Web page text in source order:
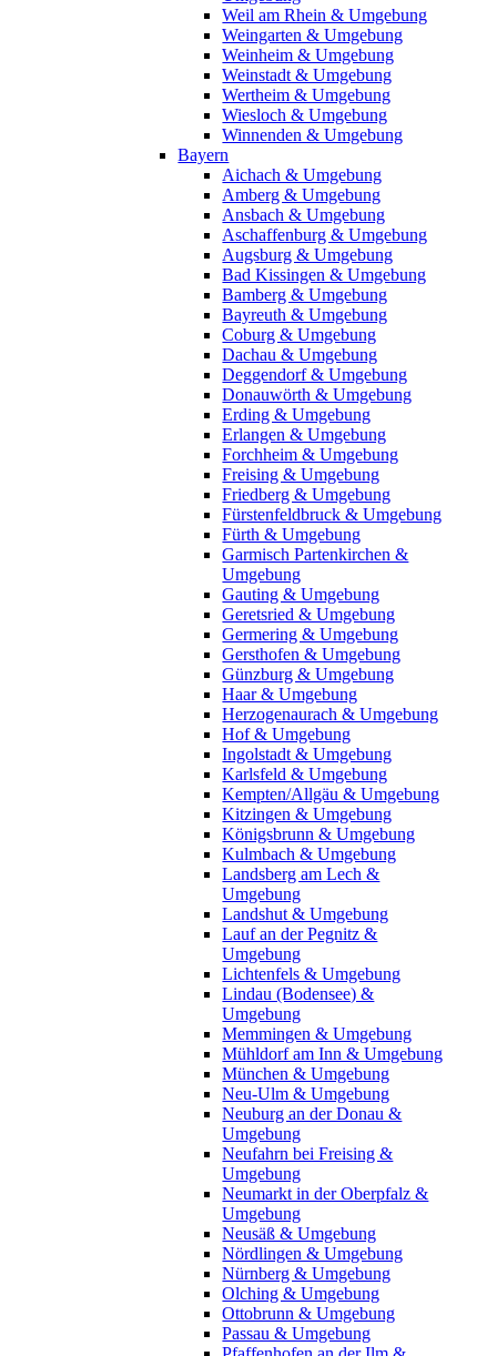
Weil am Rhein & Umgebung
Weingarten & Umgebung
Weinheim & Umgebung
Weinstadt & Umgebung
Wertheim & Umgebung
Wiesloch & Umgebung
Winnenden & Umgebung
Bayern
Aichach & Umgebung
Amberg & Umgebung
Ansbach & Umgebung
Aschaffenburg & Umgebung
Augsburg & Umgebung
Bad Kissingen & Umgebung
Bamberg & Umgebung
Bayreuth & Umgebung
Coburg & Umgebung
Dachau & Umgebung
Deggendorf & Umgebung
Donauwörth & Umgebung
Erding & Umgebung
Erlangen & Umgebung
Forchheim & Umgebung
Freising & Umgebung
Friedberg & Umgebung
Fürstenfeldbruck & Umgebung
Fürth & Umgebung
Garmisch Partenkirchen &
Umgebung
Gauting & Umgebung
Geretsried & Umgebung
Germering & Umgebung
Gersthofen & Umgebung
Günzburg & Umgebung
Haar & Umgebung
Herzogenaurach & Umgebung
Hof & Umgebung
Ingolstadt & Umgebung
Karlsfeld & Umgebung
Kempten/Allgäu & Umgebung
Kitzingen & Umgebung
Königsbrunn & Umgebung
Kulmbach & Umgebung
Landsberg am Lech &
Umgebung
Landshut & Umgebung
Lauf an der Pegnitz &
Umgebung
Lichtenfels & Umgebung
Lindau (Bodensee) &
Umgebung
Memmingen & Umgebung
Mühldorf am Inn & Umgebung
München & Umgebung
Neu-Ulm & Umgebung
Neuburg an der Donau &
Umgebung
Neufahrn bei Freising &
Umgebung
Neumarkt in der Oberpfalz &
Umgebung
Neusäß & Umgebung
Nördlingen & Umgebung
Nürnberg & Umgebung
Olching & Umgebung
Ottobrunn & Umgebung
Passau & Umgebung